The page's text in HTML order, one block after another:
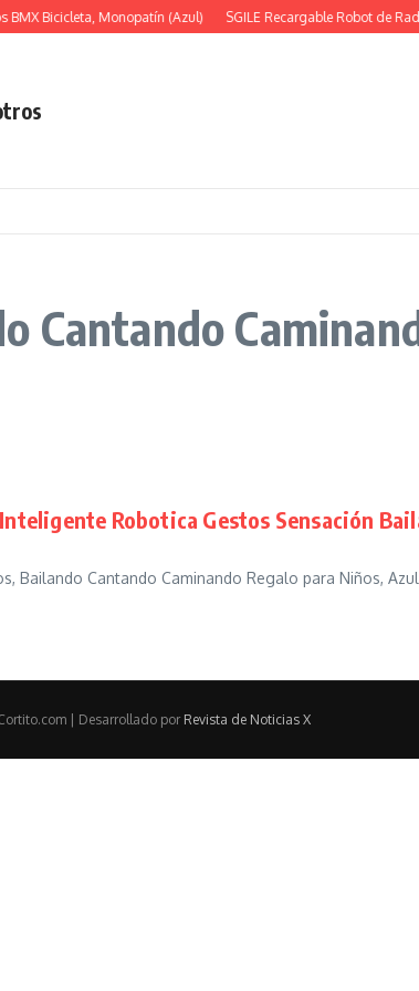
BMX Bicicleta, Monopatín (Azul) SGILE Recargable Robot de
Cantando
Robotica Gestos Sensación
Bailando Cantando Caminando Regalo para Niños,
| Desarrollado por Revista de Noticias X